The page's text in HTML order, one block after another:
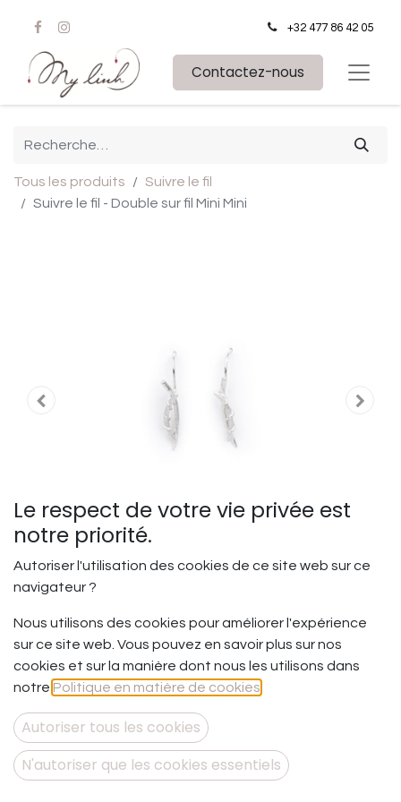
+32 477 86 42 05
Contactez-nous
Tous les produits
Suivre le fil
Suivre le fil - Double sur fil Mini Mini
Suivre le fil - Double sur fil
Mini Mini
Suivre son chemin, suivre ses détours et ses contours
vers ce qu’on est vraiment !
Et si vous releviez le défi d’être soi au fil des jours pour
vous trouver, vous connaître profondément et vous
aimer totalement !
Le respect de votre vie privée est
notre priorité.
Autoriser l'utilisation des cookies de ce site web sur ce
navigateur ?
Nous utilisons des cookies pour améliorer l'expérience
sur ce site web. Vous pouvez en savoir plus sur nos
cookies et sur la manière dont nous les utilisons dans
notre Politique en matière de cookies
Autoriser tous les cookies
N'autoriser que les cookies essentiels